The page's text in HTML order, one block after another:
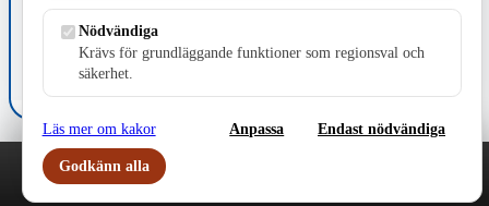
Kontakta oss
E-post: redaktionen@skillingaryd.nu
Postadress: Gisslaköp 1, 568 92 Skillingaryd
Nödvändiga
Krävs för grundläggande funktioner som regionsval och
säkerhet.
Läs mer om kakor Anpassa Endast nödvändiga
Godkänn alla